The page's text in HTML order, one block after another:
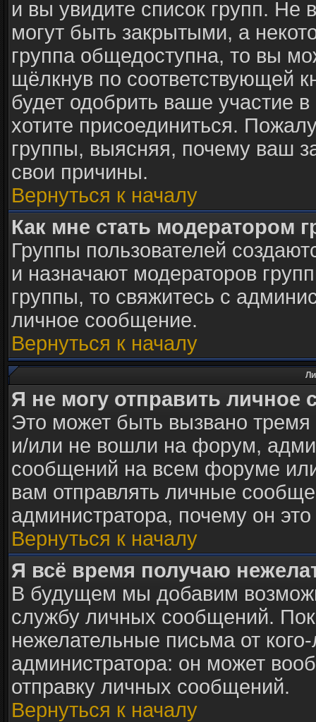
и вы увидите список групп. Не
могут быть закрытыми, а
группа общедоступна, то вы
щёлкнув по соответствующей
будет одобрить ваше участие
хотите присоединиться.
группы, выясняя, почему ваш
свои причины.
Вернуться к началу
Как мне стать модератором
Группы пользователей
и назначают модераторов
группы, то свяжитесь с
личное сообщение.
Вернуться к началу
Я не могу отправить личное
Это может быть вызвано
и/или не вошли на форум,
сообщений на всем форуме
вам отправлять личные
администратора, почему он
Вернуться к началу
Я всё время получаю
В будущем мы добавим
службу личных сообщений.
нежелательные письма от
администратора: он может
отправку личных сообщений.
Вернуться к началу